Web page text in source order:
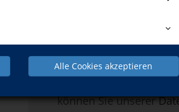
Alle Cookies akzeptieren
Hier klicken, um
Mehr Informationen
können Sie unserer